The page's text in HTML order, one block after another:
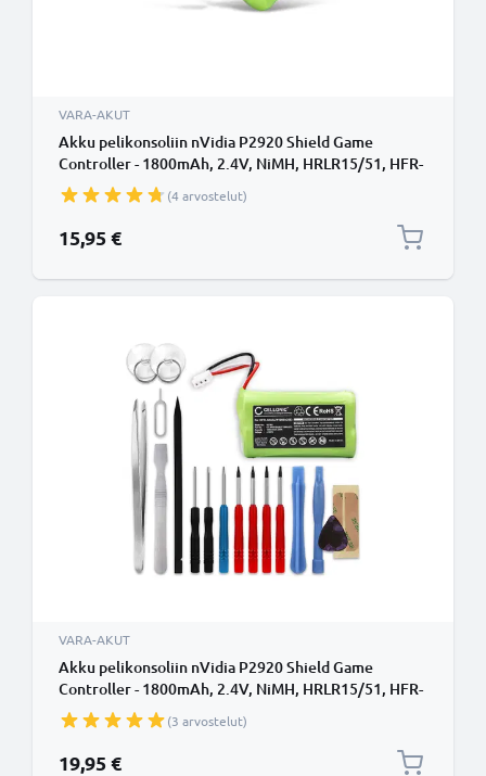
VARA-AKUT
Akku pelikonsoliin nVidia P2920 Shield Game
Controller - 1800mAh, 2.4V, NiMH, HRLR15/51, HFR-
50AAJY1900x2(B) vaihtoakku
(4 arvostelut)
15,95 €
VARA-AKUT
Akku pelikonsoliin nVidia P2920 Shield Game
Controller - 1800mAh, 2.4V, NiMH, HRLR15/51, HFR-
50AAJY1900x2(B) vaihtoakku + Työkalu
(3 arvostelut)
19,95 €